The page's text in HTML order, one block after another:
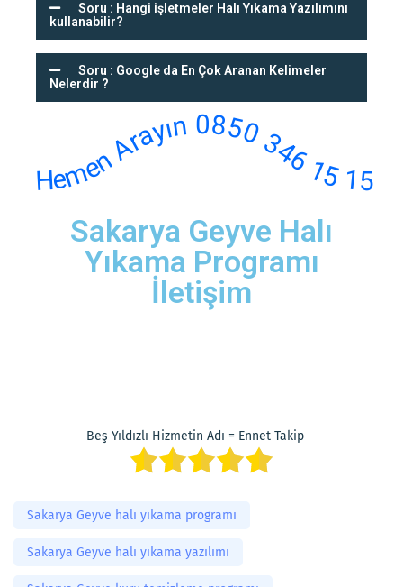
Soru : Hangi işletmeler Halı Yıkama Yazılımını
kullanabilir?
Soru : Google da En Çok Aranan Kelimeler
Nelerdir ?
Hemen Arayın 0850 346 15 15
Sakarya Geyve Halı
Yıkama Programı
İletişim
Beş Yıldızlı Hizmetin Adı = Ennet Takip
Sakarya Geyve halı yıkama programı
Sakarya Geyve halı yıkama yazılımı